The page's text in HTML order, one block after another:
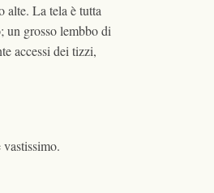
alte. La tela è tutta
un grosso lembbo di
accessi dei tizzi,